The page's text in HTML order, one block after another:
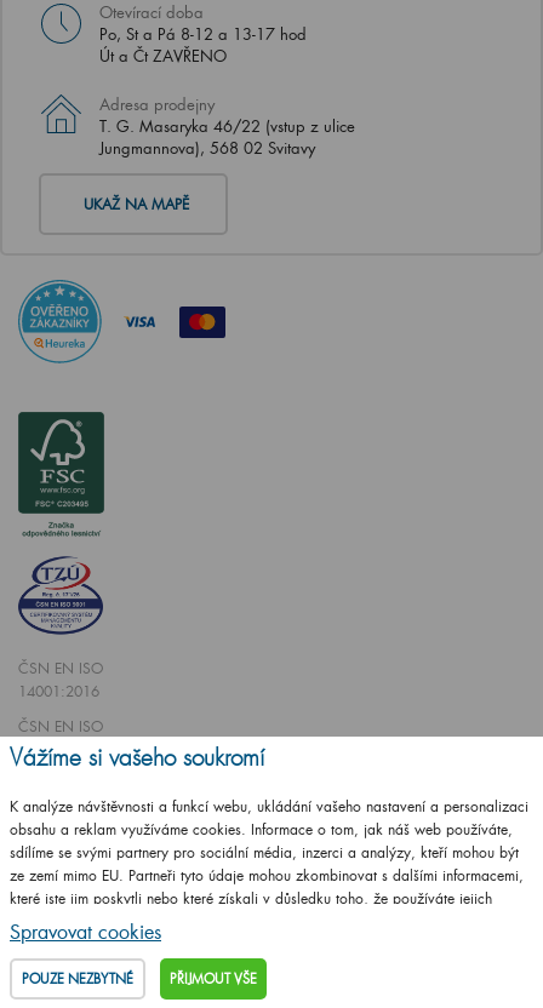
Otevírací doba
Po, St a Pá 8-12 a 13-17 hod
Út a Čt ZAVŘENO
Adresa prodejny
T. G. Masaryka 46/22 (vstup z ulice
Jungmannova), 568 02 Svitavy
UKAŽ NA MAPĚ
ČSN EN ISO
14001:2016
ČSN EN ISO
9001:2016
Vytvořilo studio CZECHGROUP.cz
© 2009 - 2025 Koupelnový nábytek Dřevojas v. d.,
Vážíme si vašeho soukromí
K analýze návštěvnosti a funkcí webu, ukládání vašeho nastavení a personalizaci
obsahu a reklam využíváme cookies. Informace o tom, jak náš web používáte,
sdílíme se svými partnery pro sociální média, inzerci a analýzy, kteří mohou být
ze zemí mimo EU. Partneři tyto údaje mohou zkombinovat s dalšími informacemi,
které jste jim poskytli nebo které získali v důsledku toho, že používáte jejich
služby.
Podrobné informace
Spravovat cookies
POUZE NEZBYTNÉ PŘIJMOUT VŠE